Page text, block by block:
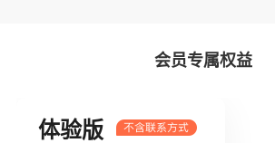
会员专属权益
体验版